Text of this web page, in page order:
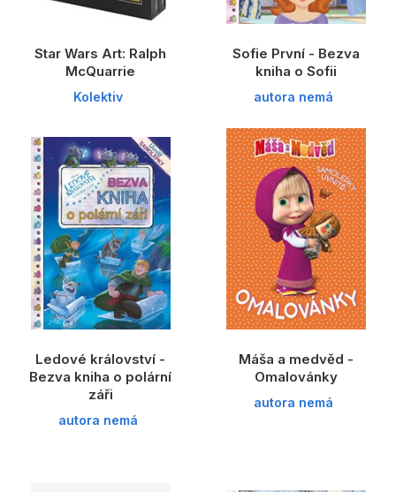
Star Wars Art: Ralph
McQuarrie
Kolektiv
Sofie První - Bezva
kniha o Sofii
autora nemá
Ledové království -
Bezva kniha o polární
záři
autora nemá
Máša a medvěd -
Omalovánky
autora nemá